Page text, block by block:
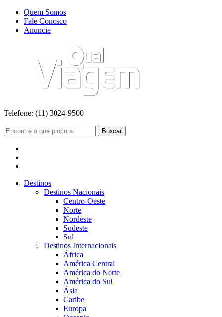
Quem Somos
Fale Conosco
Anuncie
Telefone: (11) 3024-9500
Buscar
Destinos
Destinos Nacionais
Centro-Oeste
Norte
Nordeste
Sudeste
Sul
Destinos Internacionais
África
América Central
América do Norte
América do Sul
Ásia
Caribe
Europa